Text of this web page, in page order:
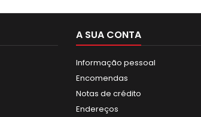
A SUA CONTA
Informação pessoal
Encomendas
Notas de crédito
Endereços